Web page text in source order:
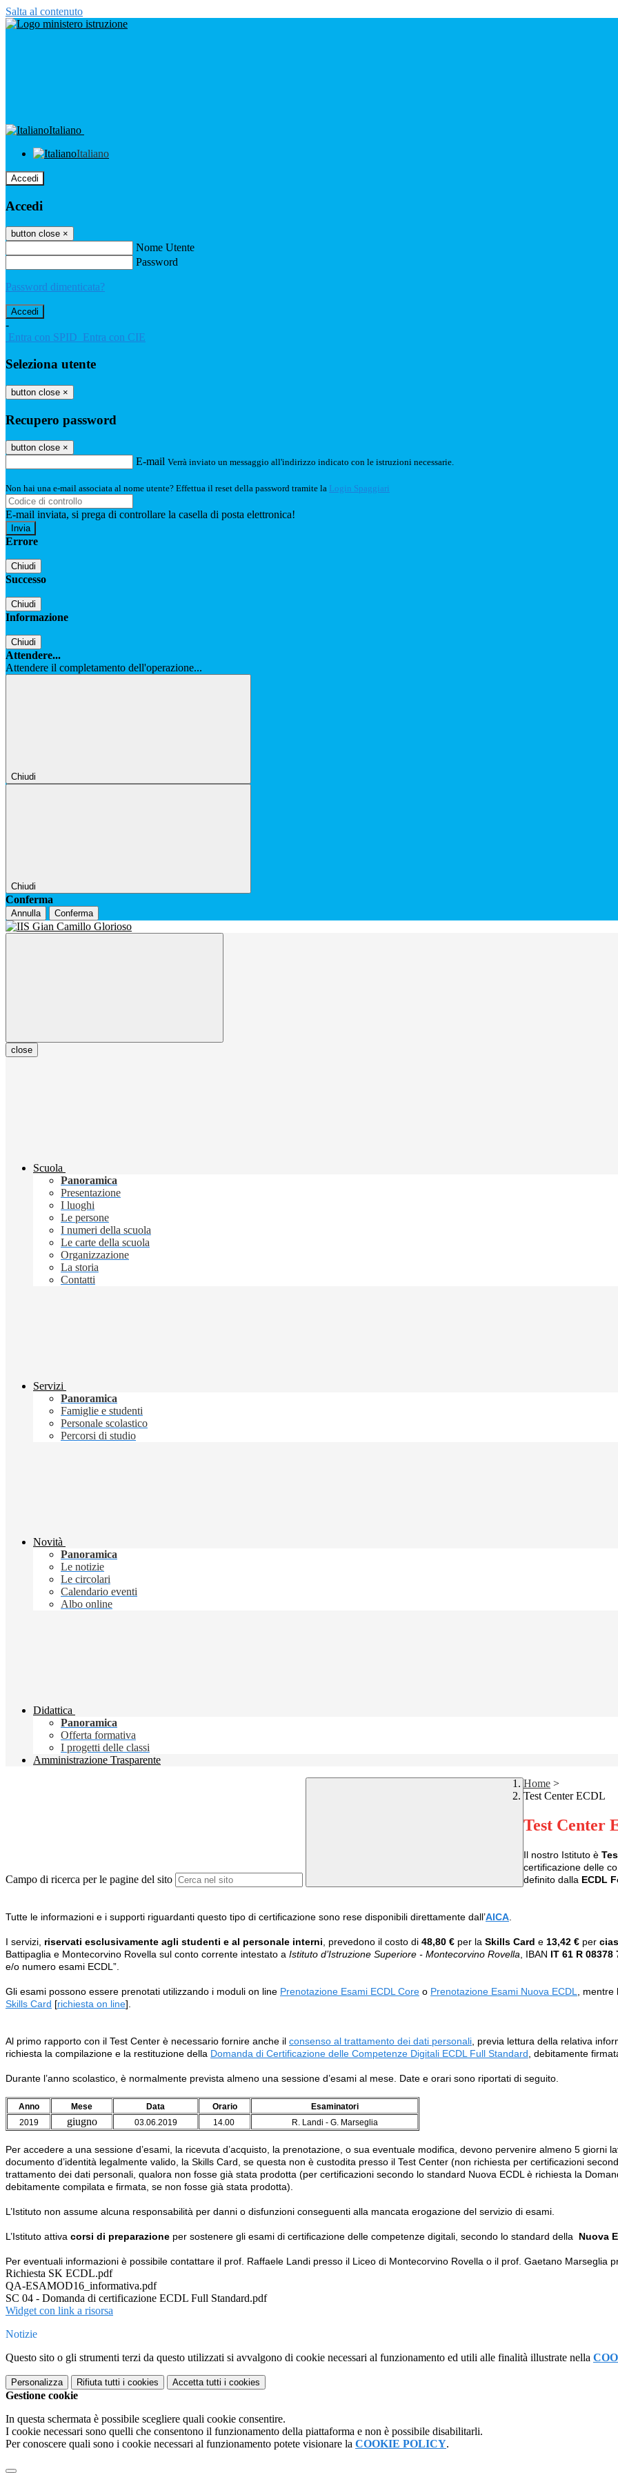
Salta al contenuto
Italiano
Italiano
Accedi
Accedi
button close ×
Nome Utente
Password
Password dimenticata?
-
Entra con SPID Entra con CIE
Seleziona utente
button close ×
Recupero password
button close ×
E-mail Verrà inviato un messaggio all'indirizzo indicato con le istruzioni necessarie.
Non hai una e-mail associata al nome utente? Effettua il reset della password tramite la Login Spaggiari
E-mail inviata, si prega di controllare la casella di posta elettronica!
Errore
Chiudi
Successo
Chiudi
Informazione
Chiudi
Attendere...
Attendere il completamento dell'operazione...
Chiudi
Chiudi
Conferma
Annulla Conferma
close
Scuola
Panoramica
Presentazione
I luoghi
Le persone
I numeri della scuola
Le carte della scuola
Organizzazione
La storia
Contatti
Servizi
Panoramica
Famiglie e studenti
Personale scolastico
Percorsi di studio
Novità
Panoramica
Le notizie
Le circolari
Calendario eventi
Albo online
Didattica
Panoramica
Offerta formativa
I progetti delle classi
Amministrazione Trasparente
Campo di ricerca per le pagine del sito
Home >
Test Center ECDL
Test Center
Il nostro Istituto è
certificazione delle
definito dalla ECDL
Tutte le informazioni e i supporti riguardanti questo tipo di certificazione sono rese disponibili direttamente dall’AICA
I servizi, riservati esclusivamente agli studenti e al personale interni , prevedono il costo di 48,80 € per la Skills Card e 13,42 € per
Battipaglia e Montecorvino Rovella sul conto corrente intestato a Istituto d’Istruzione Superiore - Montecorvino Rovella , IBAN IT 61 R 08378
e/o numero esami ECDL”.
Gli esami possono essere prenotati utilizzando i moduli on line Prenotazione Esami ECDL Core o Prenotazione Esami Nuova ECDL
,
Skills Card [richiesta on line]
Al primo rapporto con il Test Center è necessario fornire anche il consenso al trattamento dei dati personali , previa lettura della relativa
richiesta la compilazione e la restituzione della Domanda di Certificazione delle Competenze Digitali ECDL Full Standard , debitamente
Durante l’anno scolastico, è normalmente prevista almeno una sessione d’esami al mese. Date e orari sono riportati di seguito.
Anno Mese Data Orario
Esaminatori
2019
giugno 03.06.2019 14.00 R. Landi - G. Marseglia
Per accedere a una sessione d’esami, la ricevuta d’acquisto, la prenotazione, o sua eventuale modifica, devono pervenire almeno 5 giorni
documento d’identità legalmente valido, la Skills Card, se questa non è custodita presso il Test Center (non richiesta per certificazioni
trattamento dei dati personali, qualora non fosse già stata prodotta (per certificazioni secondo lo standard Nuova ECDL è richiesta la
debitamente compilata e firmata, se non fosse già stata prodotta)
L’Istituto non assume alcuna responsabilità per danni o disfunzioni conseguenti alla mancata erogazione del servizio di esami.
L’Istituto attiva corsi di preparazione per sostenere gli esami di certificazione delle competenze digitali, secondo lo standard della Nuova
Per eventuali informazioni è possibile contattare il prof. Raffaele Landi presso il Liceo di Montecorvino Rovella o il prof. Gaetano Marseglia
Richiesta SK ECDL.pdf
QA-ESAMOD16_informativa.pdf
SC 04 - Domanda di certificazione ECDL Full Standard.pdf
Widget con link a risorsa
Notizie
Questo sito o gli strumenti terzi da questo utilizzati si avvalgono di cookie necessari al funzionamento ed utili alle finalità illustrate nella
Personalizza Rifiuta tutti i cookies Accetta tutti i cookies
Gestione cookie
In questa schermata è possibile scegliere quali cookie consentire.
I cookie necessari sono quelli che consentono il funzionamento della piattaforma e non è possibile disabilitarli.
Per conoscere quali sono i cookie necessari al funzionamento potete visionare la COOKIE POLICY.